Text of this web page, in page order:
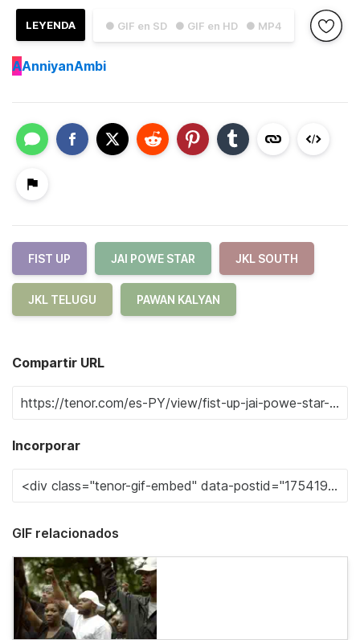
● GIF en SD ● GIF en HD ● MP4
LEYENDA
AAnniyanAmbi
FIST UP JAI POWE STAR JKL SOUTH
JKL TELUGU PAWAN KALYAN
Compartir URL
Incorporar
GIF relacionados